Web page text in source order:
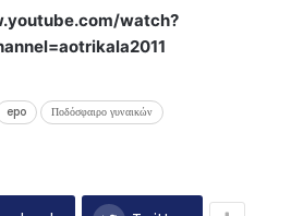
watch?
epo Ποδόσφαιρο γυναικών